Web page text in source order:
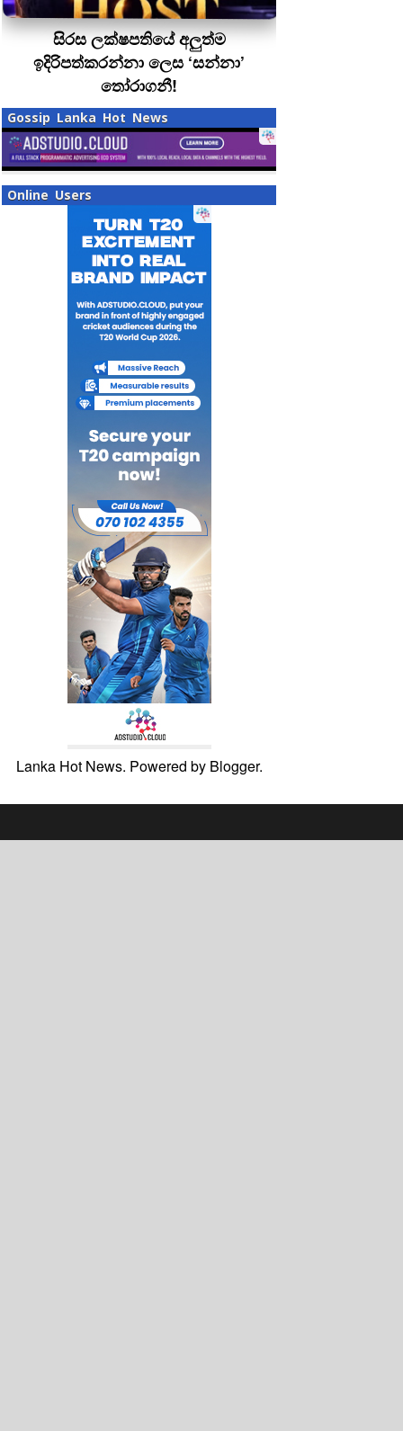
සිරස ලක්ෂපතියේ අලුත්ම
ඉදිරිපත්කරන්නා ලෙස ‘සන්නා’
තෝරාගනී!
Gossip Lanka Hot News
Online Users
Lanka Hot News. Powered by Blogger.